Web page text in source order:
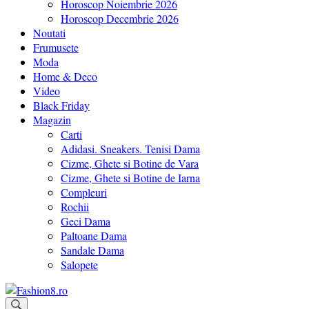
Horoscop Noiembrie 2026
Horoscop Decembrie 2026
Noutati
Frumusete
Moda
Home & Deco
Video
Black Friday
Magazin
Carti
Adidasi. Sneakers. Tenisi Dama
Cizme, Ghete si Botine de Vara
Cizme, Ghete si Botine de Iarna
Compleuri
Rochii
Geci Dama
Paltoane Dama
Sandale Dama
Salopete